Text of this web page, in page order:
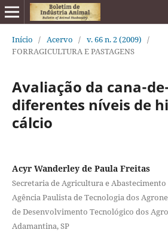
Início / Acervo / v. 66 n. 2 (2009) /
FORRAGICULTURA E PASTAGENS
Avaliação da cana-
diferentes níveis de
cálcio
Acyr Wanderley de Paula Freitas
Secretaria de Agricultura e Abastecimento
Agência Paulista de Tecnologia dos
de Desenvolvimento Tecnológico dos
Adamantina, SP